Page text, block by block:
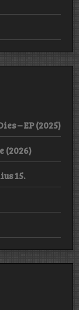
– EP (2025)
(2026)
15.